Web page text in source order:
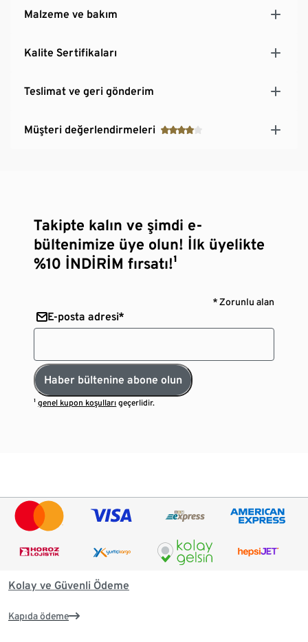
Malzeme ve bakım
Kalite Sertifikaları
Teslimat ve geri gönderim
Müşteri değerlendirmeleri
Takipte kalın ve şimdi e-
bültenimize üye olun! İlk üyelikte
%10 İNDİRİM fırsatı!¹
* Zorunlu alan
E-posta adresi*
Haber bültenine abone olun
¹genel kupon koşulları geçerlidir.
Kolay ve Güvenli Ödeme
Kapıda ödeme